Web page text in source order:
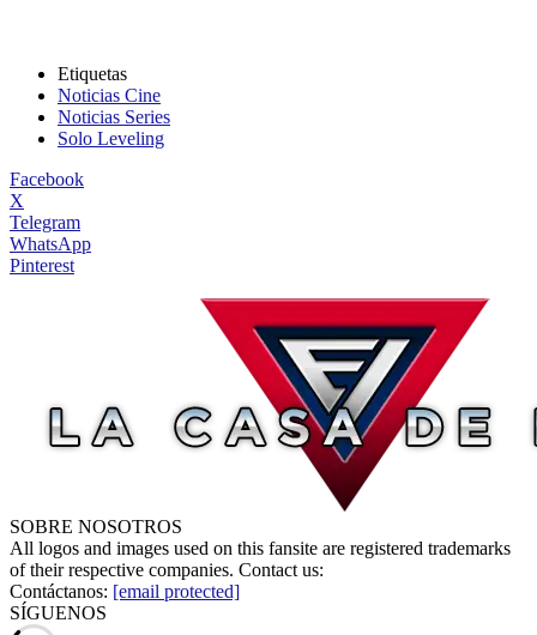
Etiquetas
Noticias Cine
Noticias Series
Solo Leveling
Facebook
X
Telegram
WhatsApp
Pinterest
SOBRE NOSOTROS
All logos and images used on this fansite are registered trademarks
of their respective companies. Contact us:
Contáctanos: [email protected]
SÍGUENOS